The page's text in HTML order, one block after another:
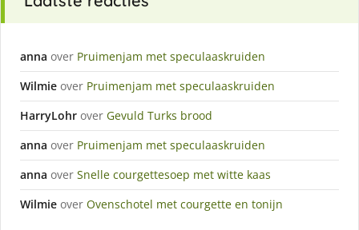
anna over Pruimenjam met speculaaskruiden
Wilmie over Pruimenjam met speculaaskruiden
HarryLohr over Gevuld Turks brood
anna over Pruimenjam met speculaaskruiden
anna over Snelle courgettesoep met witte kaas
Wilmie over Ovenschotel met courgette en tonijn